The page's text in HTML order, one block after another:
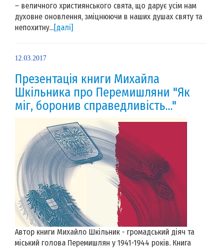
– величного християнського свята, що дарує усім нам
духовне оновлення, зміцнюючи в наших душах святу та
непохитну...[далі]
12.03.2017
Презентація книги Михайла
Шкільника про Перемишляни "Як
міг, боронив справедливість..."
Автор книги Михайло Шкільник - громадський діяч та
міський голова Перемишлян у 1941-1944 років. Книга